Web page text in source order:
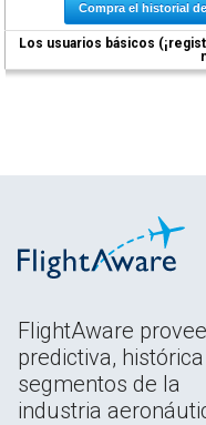
Compra el historial
Los usuarios básicos
FlightAware
predictiva,
segmentos de la
industria